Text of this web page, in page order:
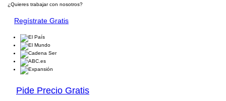
¿Quieres trabajar con nosotros?
Regístrate Gratis
Pide Precio Gratis